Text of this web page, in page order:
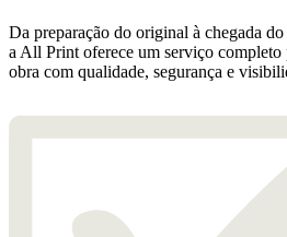
Da preparação do original à chegada
a All Print oferece um serviço completo
obra com qualidade, segurança e